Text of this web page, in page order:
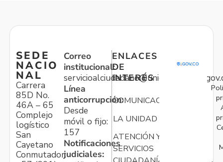
SEDE
NACIO
NAL
Carrera
85D No.
46A – 65
Complejo
logístico
San
Cayetano
Conmutador:
Correo
institucional:
Línea
anticorrupción:
Desde
móvil o fijo:
157
Notificaciones
judiciales:
ENLACES
DE
INTERÉS
COMUNICACIONES
LA UNIDAD
ATENCIÓN Y
SERVICIOS